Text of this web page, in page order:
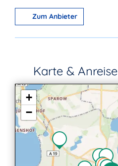
Zum Anbieter
Karte & Anreise
+
−